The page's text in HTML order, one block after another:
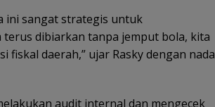
ini sangat strategis untuk
terus dibiarkan tanpa jemput bola, kita
daerah,” ujar Rasky dengan nada
audit internal dan mengecek